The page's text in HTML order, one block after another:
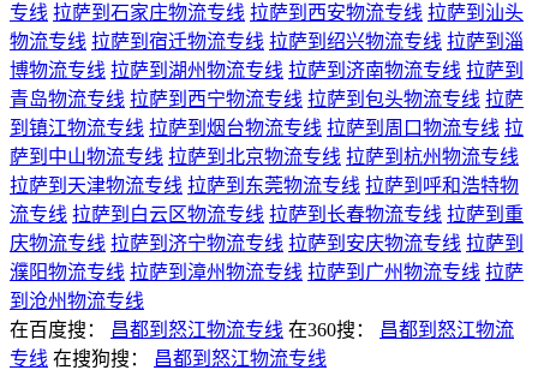
专线 拉萨到石家庄物流专线 拉萨到西安物流专线 拉萨到汕头
物流专线 拉萨到宿迁物流专线 拉萨到绍兴物流专线 拉萨到淄
博物流专线 拉萨到湖州物流专线 拉萨到济南物流专线 拉萨到
青岛物流专线 拉萨到西宁物流专线 拉萨到包头物流专线 拉萨
到镇江物流专线 拉萨到烟台物流专线 拉萨到周口物流专线 拉
萨到中山物流专线 拉萨到北京物流专线 拉萨到杭州物流专线
拉萨到天津物流专线 拉萨到东莞物流专线 拉萨到呼和浩特物
流专线 拉萨到白云区物流专线 拉萨到长春物流专线 拉萨到重
庆物流专线 拉萨到济宁物流专线 拉萨到安庆物流专线 拉萨到
濮阳物流专线 拉萨到漳州物流专线 拉萨到广州物流专线 拉萨
到沧州物流专线
在百度搜：
昌都到怒江物流专线 在360搜：
昌都到怒江物流
专线 在搜狗搜： 昌都到怒江物流专线